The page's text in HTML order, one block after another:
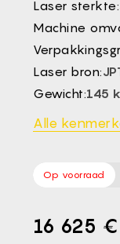
CS -
HU -
ET -
Laser sterkte:
Machine
Laser bron:
Gewicht:145
Alle
Op voorraad
16 625 €